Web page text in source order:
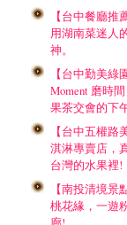
【台中餐廳推
用湖南菜迷人
神。
【台中勤美綠
Moment 磨時
果茶交會的下
【台中五權路
淇淋專賣店，
台灣的水果裡!
【南投清境景
桃花緣，一遊